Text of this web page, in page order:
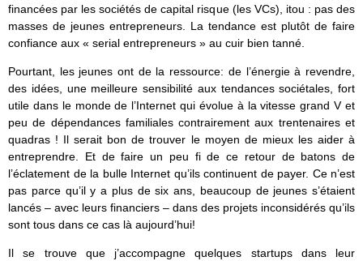
financées par les sociétés de capital risque (les VCs), itou : pas des
masses de jeunes entrepreneurs. La tendance est plutôt de faire
confiance aux « serial entrepreneurs » au cuir bien tanné.
Pourtant, les jeunes ont de la ressource: de l’énergie à revendre,
des idées, une meilleure sensibilité aux tendances sociétales, fort
utile dans le monde de l’Internet qui évolue à la vitesse grand V et
peu de dépendances familiales contrairement aux trentenaires et
quadras ! Il serait bon de trouver le moyen de mieux les aider à
entreprendre. Et de faire un peu fi de ce retour de batons de
l’éclatement de la bulle Internet qu’ils continuent de payer. Ce n’est
pas parce qu’il y a plus de six ans, beaucoup de jeunes s’étaient
lancés – avec leurs financiers – dans des projets inconsidérés qu’ils
sont tous dans ce cas là aujourd’hui!
Il se trouve que j’accompagne quelques startups dans leur